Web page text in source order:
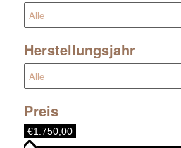
Herstellungsjahr
Preis
€1.750,00